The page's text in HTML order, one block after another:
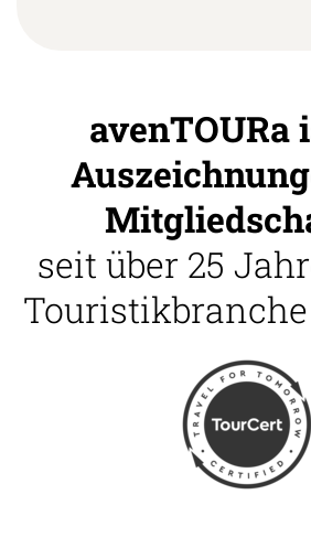
avenTOURa
seit über 25